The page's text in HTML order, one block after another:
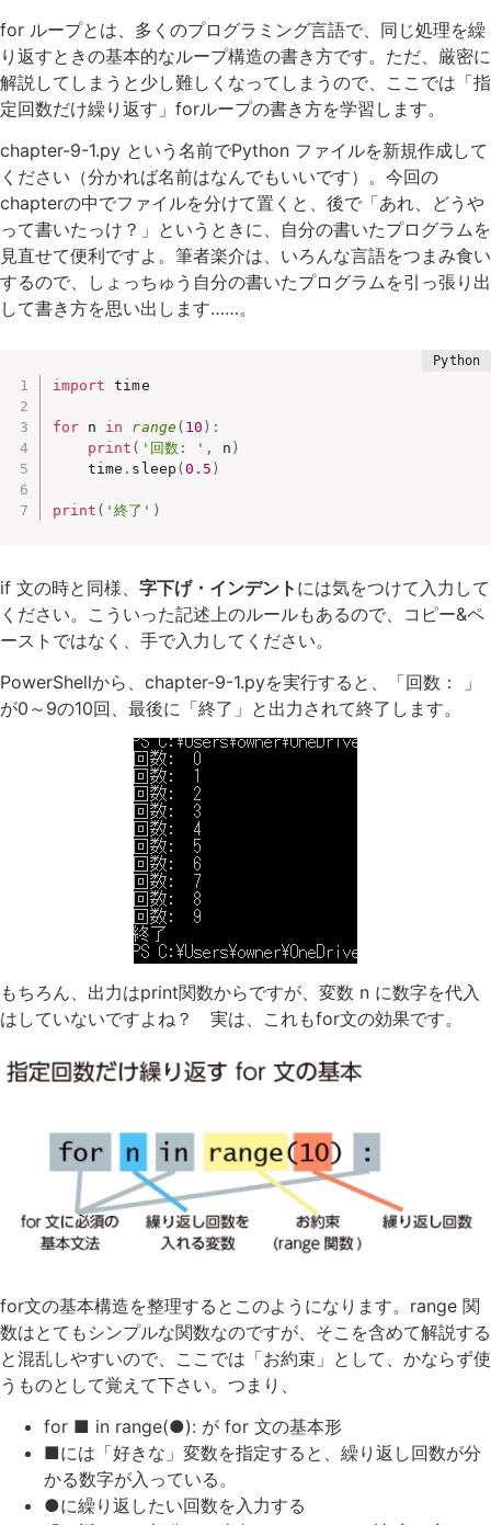
for ループとは、多くのプログラミング言語で、同じ処理を繰
り返すときの基本的なループ構造の書き方です。ただ、厳密に
解説してしまうと少し難しくなってしまうので、ここでは「指
定回数だけ繰り返す」forループの書き方を学習します。
chapter-9-1.py という名前でPython ファイルを新規作成して
ください（分かれば名前はなんでもいいです）。今回の
chapterの中でファイルを分けて置くと、後で「あれ、どうや
って書いたっけ？」というときに、自分の書いたプログラムを
見直せて便利ですよ。筆者楽介は、いろんな言語をつまみ食い
するので、しょっちゅう自分の書いたプログラムを引っ張り出
して書き方を思い出します……。
import time
for n in range( 10 ) :
print ( '回数: ' , n )
    time
. sleep (0.5 )
print ( '終了' )
if 文の時と同様、 字下げ・インデント には気をつけて入力して
ください。こういった記述上のルールもあるので、コピー&ペ
ーストではなく、手で入力してください。
PowerShellから、chapter-9-1.pyを実行すると、「回数： 」
が0～9の10回、最後に「終了」と出力されて終了します。
もちろん、出力はprint関数からですが、変数 n に数字を代入
はしていないですよね？ 実は、これもfor文の効果です。
for文の基本構造を整理するとこのようになります。range 関
数はとてもシンプルな関数なのですが、そこを含めて解説する
と混乱しやすいので、ここでは「お約束」として、かならず使
うものとして覚えて下さい。つまり、
for ■ in range(●): が for 文の基本形
■には「好きな」変数を指定すると、繰り返し回数が分
かる数字が入っている。
●に繰り返したい回数を入力する